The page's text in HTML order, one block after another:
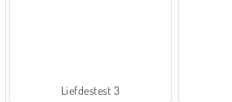
Liefdestest 3